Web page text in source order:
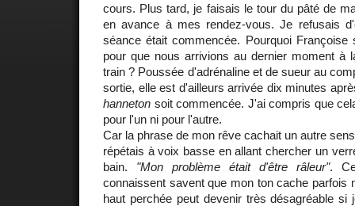
cours. Plus tard, je faisais le tour du pâté de
en avance à mes rendez-vous. Je refusais
séance était commencée. Pourquoi Françoise
pour que nous arrivions au dernier moment à
train ? Poussée d'adrénaline et de sueur au
sortie, elle est d'ailleurs arrivée dix minutes
hanneton soit commencée. J'ai compris que
pour l'un ni pour l'autre.
Car la phrase de mon rêve cachait un autre
répétais à voix basse en allant chercher un
bain. "Mon problème était d'être râleur".
connaissent savent que mon ton cache parfois
haut perchée peut devenir très désagréable si